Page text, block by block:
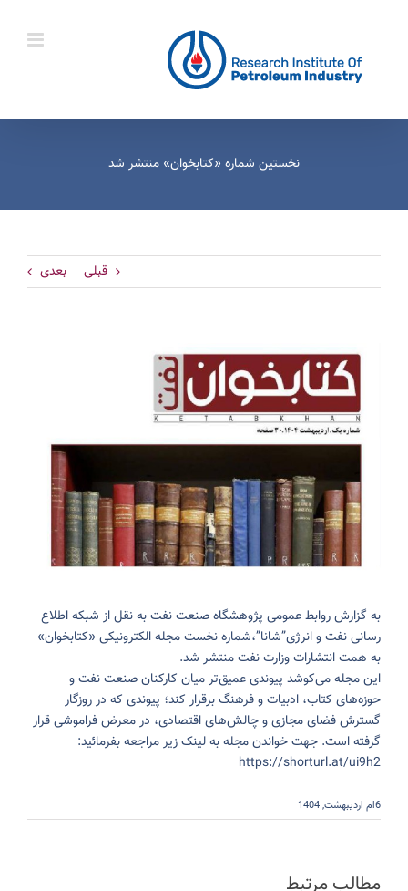
نخستین شماره «کتابخوان» منتشر شد
قبلی بعدی
View
Larger
Image
به گزارش روابط عمومی پژوهشگاه صنعت نفت به نقل از شبکه اطلاع
رسانی نفت و انرژی”شانا”،شماره نخست مجله الکترونیکی «کتابخوان»
به همت انتشارات وزارت نفت منتشر شد.
این مجله می‌کوشد پیوندی عمیق‌تر میان کارکنان صنعت نفت و
حوزه‌های کتاب، ادبیات و فرهنگ برقرار کند؛ پیوندی که در روزگار
گسترش فضای مجازی و چالش‌های اقتصادی، در معرض فراموشی قرار
گرفته است. جهت خواندن مجله به لینک زیر مراجعه بفرمائید:
https://shorturl.at/ui9h2
6ام اردیبهشت, 1404
مطالب مرتبط